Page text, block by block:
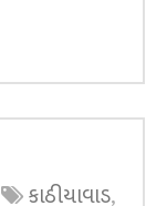
કાઠીયાવાડ,